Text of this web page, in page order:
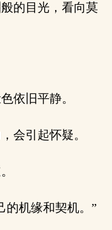
的目光，看向莫
依旧平静。
会引起怀疑。
机缘和契机。”